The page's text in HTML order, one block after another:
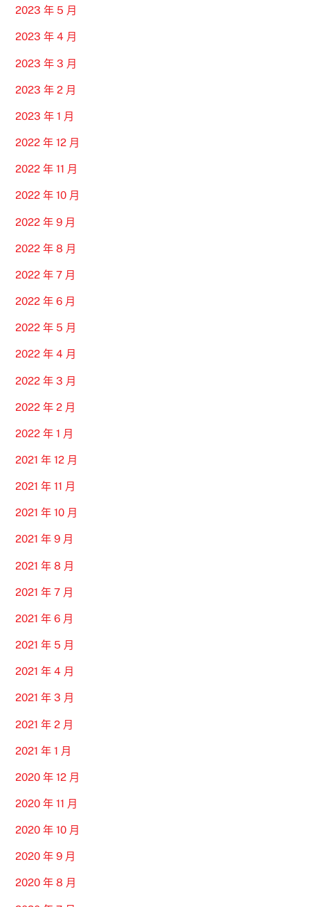
2023 年 5 月
2023 年 4 月
2023 年 3 月
2023 年 2 月
2023 年 1 月
2022 年 12 月
2022 年 11 月
2022 年 10 月
2022 年 9 月
2022 年 8 月
2022 年 7 月
2022 年 6 月
2022 年 5 月
2022 年 4 月
2022 年 3 月
2022 年 2 月
2022 年 1 月
2021 年 12 月
2021 年 11 月
2021 年 10 月
2021 年 9 月
2021 年 8 月
2021 年 7 月
2021 年 6 月
2021 年 5 月
2021 年 4 月
2021 年 3 月
2021 年 2 月
2021 年 1 月
2020 年 12 月
2020 年 11 月
2020 年 10 月
2020 年 9 月
2020 年 8 月